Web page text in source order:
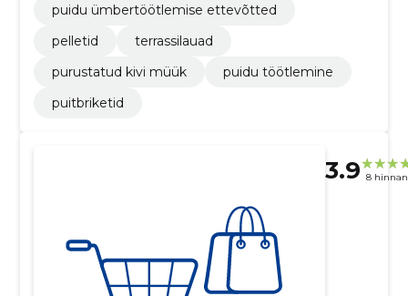
puidu ümbertöötlemise ettevõtted
pelletid
terrassilauad
purustatud kivi müük
puidu töötlemine
puitbriketid
3.9 8